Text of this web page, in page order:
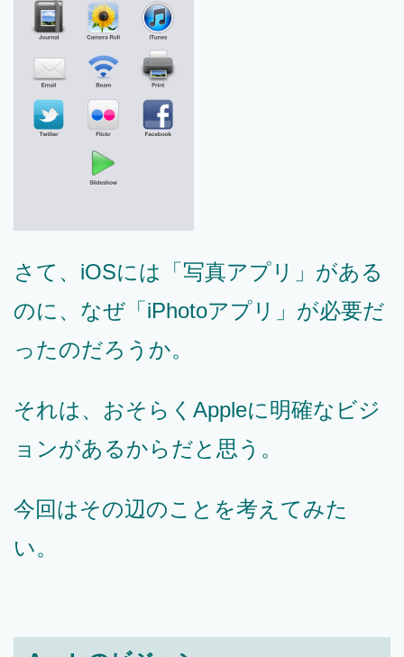
さて、iOSには「写真アプリ」がある
のに、なぜ「iPhotoアプリ」が必要だ
ったのだろうか。
それは、おそらくAppleに明確なビジ
ョンがあるからだと思う。
今回はその辺のことを考えてみた
い。